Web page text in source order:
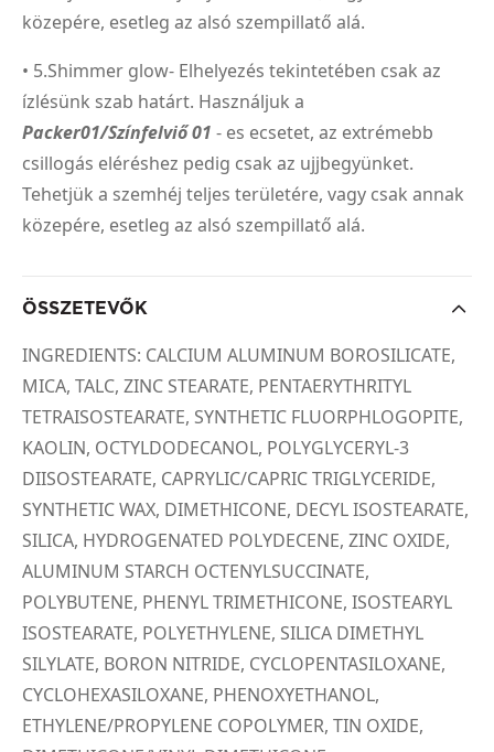
közepére, esetleg az alsó szempillatő alá.
• 5.Shimmer glow- Elhelyezés tekintetében csak az
ízlésünk szab határt. Használjuk a
Packer01/Színfelviő 01 - es ecsetet, az extrémebb
csillogás eléréshez pedig csak az ujjbegyünket.
Tehetjük a szemhéj teljes területére, vagy csak annak
közepére, esetleg az alsó szempillatő alá.
ÖSSZETEVŐK
INGREDIENTS: CALCIUM ALUMINUM BOROSILICATE,
MICA, TALC, ZINC STEARATE, PENTAERYTHRITYL
TETRAISOSTEARATE, SYNTHETIC FLUORPHLOGOPITE,
KAOLIN, OCTYLDODECANOL, POLYGLYCERYL-3
DIISOSTEARATE, CAPRYLIC/CAPRIC TRIGLYCERIDE,
SYNTHETIC WAX, DIMETHICONE, DECYL ISOSTEARATE,
SILICA, HYDROGENATED POLYDECENE, ZINC OXIDE,
ALUMINUM STARCH OCTENYLSUCCINATE,
POLYBUTENE, PHENYL TRIMETHICONE, ISOSTEARYL
ISOSTEARATE, POLYETHYLENE, SILICA DIMETHYL
SILYLATE, BORON NITRIDE, CYCLOPENTASILOXANE,
CYCLOHEXASILOXANE, PHENOXYETHANOL,
ETHYLENE/PROPYLENE COPOLYMER, TIN OXIDE,